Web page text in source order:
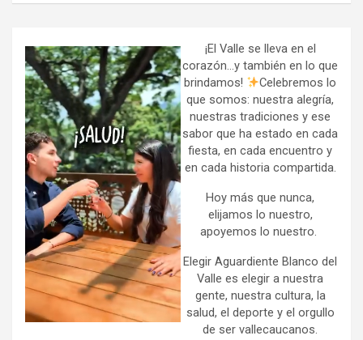
h
¡El Valle se lleva en el
corazón…y también en lo que
brindamos!
Celebremos lo
que somos: nuestra alegría,
nuestras tradiciones y ese
sabor que ha estado en cada
fiesta, en cada encuentro y
en cada historia compartida.
Hoy más que nunca,
elijamos lo nuestro,
apoyemos lo nuestro.
Elegir Aguardiente Blanco del
Valle es elegir a nuestra
gente, nuestra cultura, la
salud, el deporte y el orgullo
de ser vallecaucanos.